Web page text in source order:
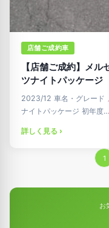
店舗ご成約車
【店舗ご成約】メ
ツナイトパッケージ
2023/12 車名・グレード
ナイトパッケージ 初年度…
詳しく見る ›
の
1
お